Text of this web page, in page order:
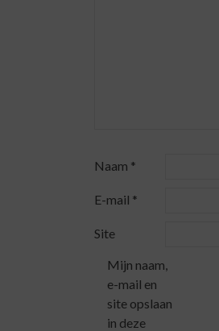
Naam *
E-mail *
Site
Mijn naam,
e-mail en
site opslaan
in deze